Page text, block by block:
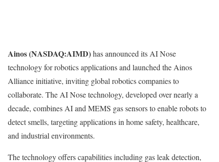
Ainos (NASDAQ:AIMD)has announced its AI Nose
technology for robotics applications and launched the Ainos
Alliance initiative, inviting global robotics companies to
collaborate. The AI Nose technology, developed over nearly a
decade, combines AI and MEMS gas sensors to enable robots to
detect smells, targeting applications in home safety, healthcare,
and industrial environments.
The technology offers capabilities including gas leak detection,